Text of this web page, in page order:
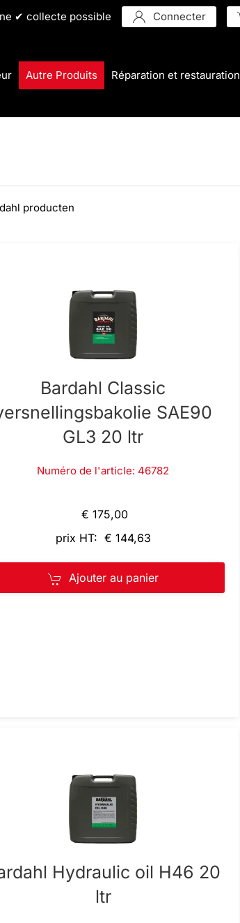
✔ collecte possible Connecter
Autre Produits Réparation et restauration
producten
Bardahl Classic
SAE90
GL3 20 ltr
Numéro de l'article: 46782
€ 175,00
prix HT: € 144,63
Ajouter au panier
Hydraulic oil H46 20
ltr